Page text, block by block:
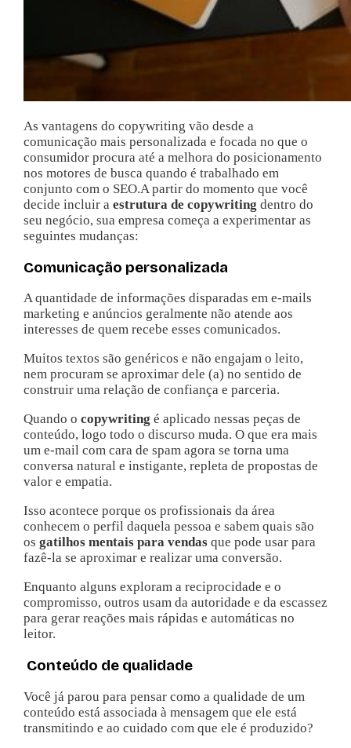
As vantagens do copywriting vão desde a
comunicação mais personalizada e focada no que o
consumidor procura até a melhora do posicionamento
nos motores de busca quando é trabalhado em
conjunto com o SEO.A partir do momento que você
decide incluir a estrutura de copywriting dentro do
seu negócio, sua empresa começa a experimentar as
seguintes mudanças:
Comunicação personalizada
A quantidade de informações disparadas em e-mails
marketing e anúncios geralmente não atende aos
interesses de quem recebe esses comunicados.
Muitos textos são genéricos e não engajam o leito,
nem procuram se aproximar dele (a) no sentido de
construir uma relação de confiança e parceria.
Quando o copywriting é aplicado nessas peças de
conteúdo, logo todo o discurso muda. O que era mais
um e-mail com cara de spam agora se torna uma
conversa natural e instigante, repleta de propostas de
valor e empatia.
Isso acontece porque os profissionais da área
conhecem o perfil daquela pessoa e sabem quais são
os gatilhos mentais para vendasque pode usar para
fazê-la se aproximar e realizar uma conversão.
Enquanto alguns exploram a reciprocidade e o
compromisso, outros usam da autoridade e da escassez
para gerar reações mais rápidas e automáticas no
leitor.
Conteúdo de qualidade
Você já parou para pensar como a qualidade de um
conteúdo está associada à mensagem que ele está
transmitindo e ao cuidado com que ele é produzido?